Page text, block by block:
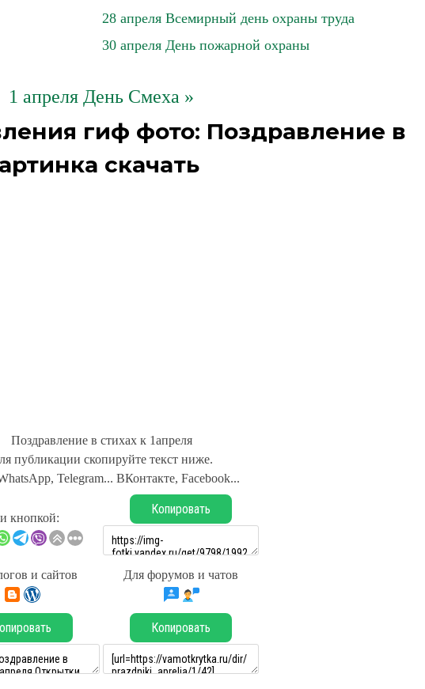
28 апреля Всемирный день охраны труда
30 апреля День пожарной охраны
1 апреля День Смеха »
гиф фото: Поздравление в
скачать
Поздравление в стихах к 1апреля
публикации скопируйте текст ниже.
Telegram... ВКонтакте, Facebook...
кнопкой:
Копировать
и сайтов Для форумов и чатов
Копировать